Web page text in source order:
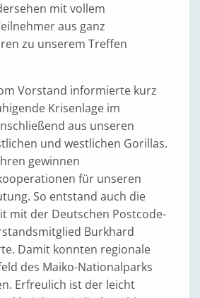
mit vollem
aus ganz
zu unserem Treffen
Vorstand informierte kurz
Krisenlage im
aus unseren
und westlichen Gorillas.
gewinnen
für unseren
So entstand auch die
mit der Deutschen Postcode-
Burkhard
Damit konnten regionale
des Maiko-Nationalparks
Erfreulich ist der leicht